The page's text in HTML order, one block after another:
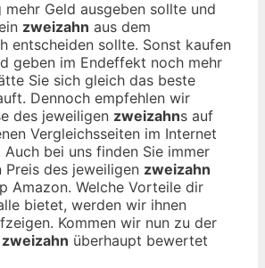
mehr Geld ausgeben sollte und
zweizahn aus dem
entscheiden sollte. Sonst kaufen
geben im Endeffekt noch mehr
Sie sich gleich das beste
Dennoch empfehlen wir
des jeweiligen zweizahns auf
Vergleichsseiten im Internet
Auch bei uns finden Sie immer
des jeweiligen zweizahn
Amazon. Welche Vorteile dir
bietet, werden wir ihnen
Kommen wir nun zu der
zweizahn überhaupt bewertet